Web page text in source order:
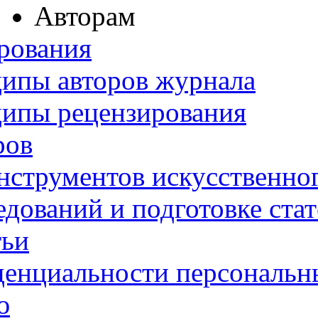
Авторам
авторов журнала
рецензирования
и подготовке